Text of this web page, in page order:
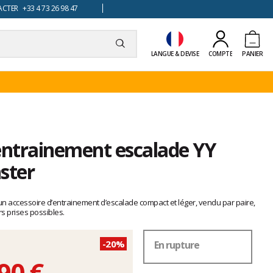
+33 4 73 26 98 47
LANGUE & DEVISE COMPTE PANIER
escalade YY
accessoire d’entrainement d’escalade compact et léger, vendu par paire,
prises possibles.
-20% En rupture